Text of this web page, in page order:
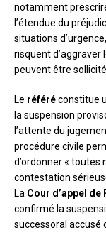
notamment
l’étendue du
situations
risquent d’aggraver
peuvent être
Le référéconstitue
la suspension
l’attente du
procédure civile
d’ordonner « toutes
contestation
La Cour d’appel de
confirmé la
successoral accusé